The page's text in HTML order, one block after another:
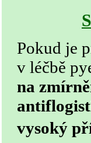
Pokud je
v léčbě
na
vysoký